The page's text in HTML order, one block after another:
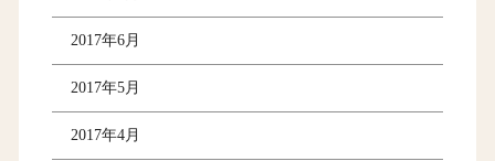
2017年6月
2017年5月
2017年4月